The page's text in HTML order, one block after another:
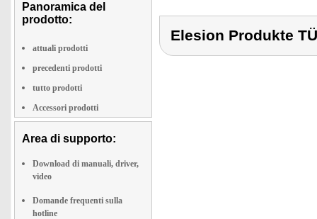
Panoramica del
prodotto:
attuali prodotti
precedenti prodotti
tutto prodotti
Accessori prodotti
Area di supporto:
Download di manuali, driver,
video
Domande frequenti sulla
hotline
Elesion Produkte